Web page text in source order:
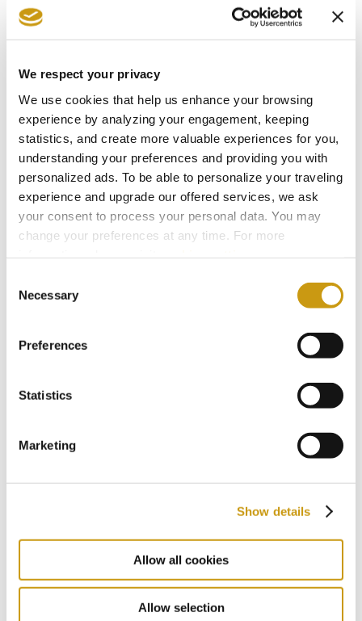
We respect your privacy
We use cookies that help us enhance your browsing
experience by analyzing your engagement, keeping
statistics, and create more valuable experiences for you,
understanding your preferences and providing you with
personalized ads. To be able to personalize your traveling
experience and upgrade our offered services, we ask
your consent to process your personal data. You may
change your preferences at any time. For more
Selection
Necessary
Preferences
Statistics
Marketing
Show details
Allow all cookies
Allow selection
durable du Creta Maris Resort décrit en
détail toutes les activités au Creta Maris
dans tous les domaines identifiés comme
axes du développement durable, à savoir
l’environnement, la société et l’hospitalité
durable.
2024
2023
2019
2018